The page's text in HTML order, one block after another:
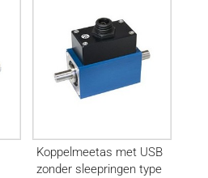
Koppelmeetas met USB
zonder sleepringen type